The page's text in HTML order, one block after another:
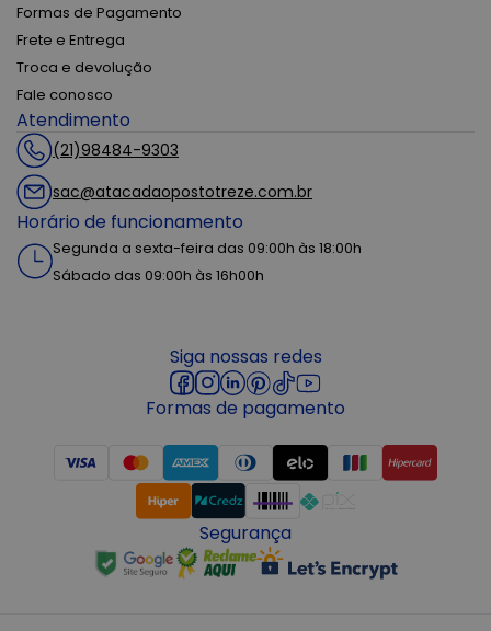
Formas de Pagamento
Frete e Entrega
Troca e devolução
Fale conosco
Atendimento
(21)98484-9303
sac@atacadaopostotreze.com.br
Horário de funcionamento
Segunda a sexta-feira das 09:00h às 18:00h
Sábado das 09:00h às 16h00h
Siga nossas redes
Formas de pagamento
Segurança